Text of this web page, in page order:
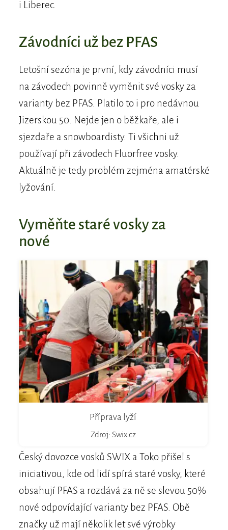
i Liberec.
Závodníci už bez PFAS
Letošní sezóna je první, kdy závodníci musí
na závodech povinně vyměnit své vosky za
varianty bez PFAS. Platilo to i pro nedávnou
Jizerskou 50. Nejde jen o běžkaře, ale i
sjezdaře a snowboardisty. Ti všichni už
používají při závodech Fluorfree vosky.
Aktuálně je tedy problém zejména amatérské
lyžování.
Vyměňte staré vosky za
nové
Příprava lyží
Zdroj: Swix.cz
Český dovozce vosků SWIX a Toko přišel s
iniciativou, kde od lidí spírá staré vosky, které
obsahují PFAS a rozdává za ně se slevou 50%
nové odpovídající varianty bez PFAS. Obě
značky už mají několik let své výrobky